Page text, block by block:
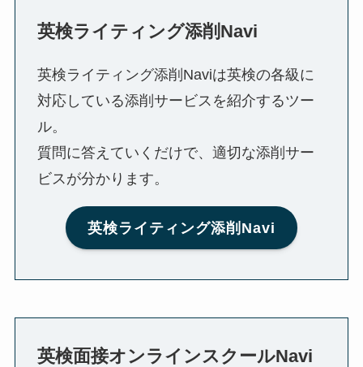
英検ライティング添削Navi
英検ライティング添削Naviは英検の各級に
対応している添削サービスを紹介するツー
ル。
質問に答えていくだけで、適切な添削サー
ビスが分かります。
英検ライティング添削Navi
英検面接オンラインスクールNavi